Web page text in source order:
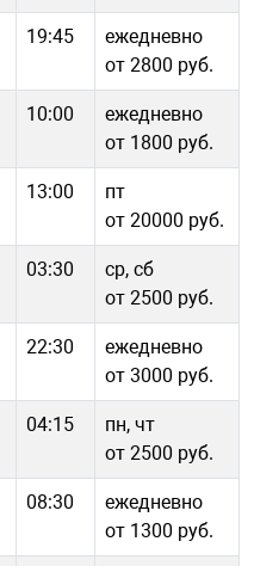
19:45
ежедневно
от 2800 руб.
10:00
ежедневно
от 1800 руб.
13:00
пт
от 20000 руб.
03:30
ср, сб
от 2500 руб.
22:30
ежедневно
от 3000 руб.
04:15
пн, чт
от 2500 руб.
08:30
ежедневно
от 1300 руб.